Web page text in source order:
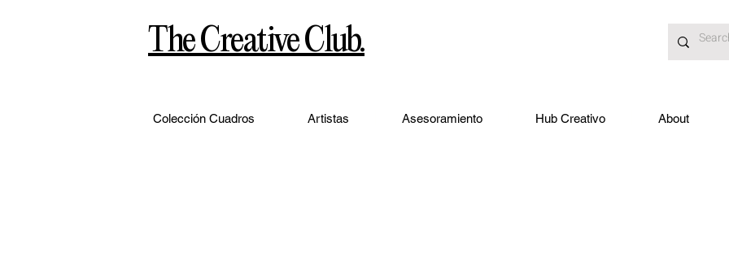
The Creative Club.
Colección Cuadros Artistas Asesoramiento Hub Creativo About